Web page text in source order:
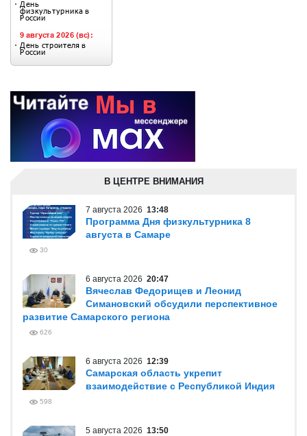
В ЦЕНТРЕ ВНИМАНИЯ
7 августа 2026 13:48
Программа Дня физкультурника 8
августа в Самаре
30
6 августа 2026 20:47
Вячеслав Федорищев и Леонид
Симановский обсудили перспективное
развитие Самарского региона
626
6 августа 2026 12:39
Самарская область укрепит
взаимодействие с Республикой Индия
598
5 августа 2026 13:50